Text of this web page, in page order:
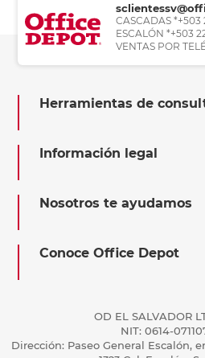
CASCADAS
ESCALÓN *+503
VENTAS POR
Herramientas de
Información legal
Nosotros te ayudamos
Conoce Office Depot
OD EL SALVADOR
NIT: 0614-
Dirección: Paseo General Escalón,